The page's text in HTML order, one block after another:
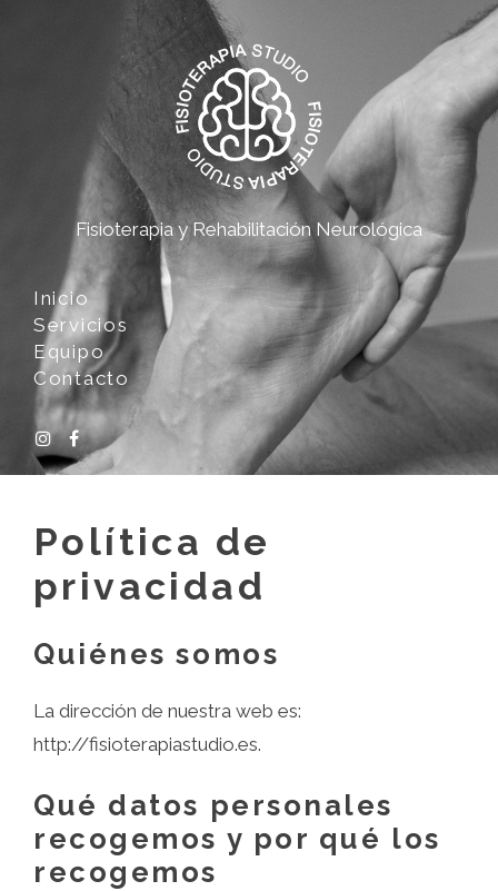
Fisioterapia y Rehabilitación Neurológica
Inicio
Servicios
Equipo
Contacto
Política de
privacidad
Quiénes somos
La dirección de nuestra web es:
http://fisioterapiastudio.es.
Qué datos personales
recogemos y por qué los
recogemos